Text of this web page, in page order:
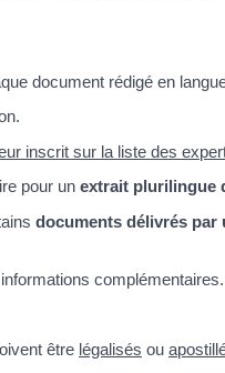
document rédigé en
inscrit sur la liste des
pour un extrait plurilingue
documents délivrés par
complémentaires.
être légalisés ou